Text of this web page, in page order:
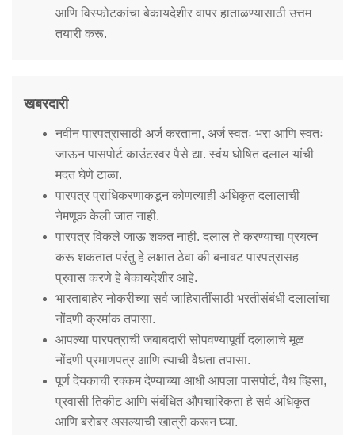
आणि विस्फोटकांचा बेकायदेशीर वापर हाताळण्यासाठी उत्तम
तयारी करू.
खबरदारी
नवीन पारपत्रासाठी अर्ज करताना, अर्ज स्वतः भरा आणि स्वतः
जाऊन पासपोर्ट काउंटरवर पैसे द्या. स्वंय घोषित दलाल यांची
मदत घेणे टाळा.
पारपत्र प्राधिकरणाकडून कोणत्याही अधिकृत दलालाची
नेमणूक केली जात नाही.
पारपत्र विकले जाऊ शकत नाही. दलाल ते करण्याचा प्रयत्न
करू शकतात परंतु हे लक्षात ठेवा की बनावट पारपत्रासह
प्रवास करणे हे बेकायदेशीर आहे.
भारताबाहेर नोकरीच्या सर्व जाहिरातींसाठी भरतीसंबंधी दलालांचा
नोंदणी क्रमांक तपासा.
आपल्या पारपत्राची जबाबदारी सोपवण्यापूर्वी दलालाचे मूळ
नोंदणी प्रमाणपत्र आणि त्याची वैधता तपासा.
पूर्ण देयकाची रक्कम देण्याच्या आधी आपला पासपोर्ट, वैध व्हिसा,
प्रवासी तिकीट आणि संबंधित औपचारिकता हे सर्व अधिकृत
आणि बरोबर असल्याची खात्री करून घ्या.